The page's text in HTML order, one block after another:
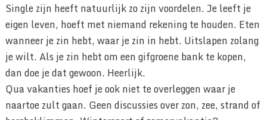
Single zijn heeft natuurlijk zo zijn voordelen. Je leeft je
eigen leven, hoeft met niemand rekening te houden. Eten
wanneer je zin hebt, waar je zin in hebt. Uitslapen zolang
je wilt. Als je zin hebt om een gifgroene bank te kopen,
dan doe je dat gewoon. Heerlijk.
Qua vakanties hoef je ook niet te overleggen waar je
naartoe zult gaan. Geen discussies over zon, zee, strand of